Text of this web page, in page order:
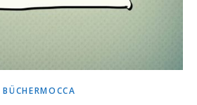
BÜCHERMOCCA